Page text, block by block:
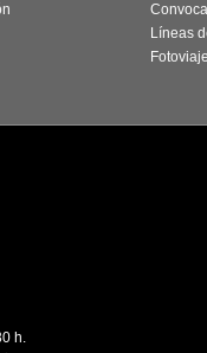
Líneas
h.